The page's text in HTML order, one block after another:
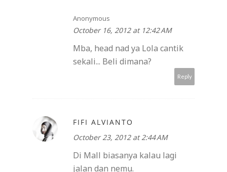
Anonymous
October 16, 2012 at 12:42 AM
Mba, head nad ya Lola cantik
sekali... Beli dimana?
Reply
FIFI ALVIANTO
October 23, 2012 at 2:44 AM
Di Mall biasanya kalau lagi
jalan dan nemu.